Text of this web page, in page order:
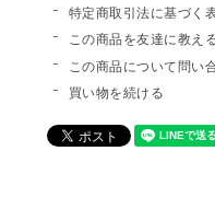
特定商取引法に基づく
この商品を友達に教え
この商品について問い
買い物を続ける